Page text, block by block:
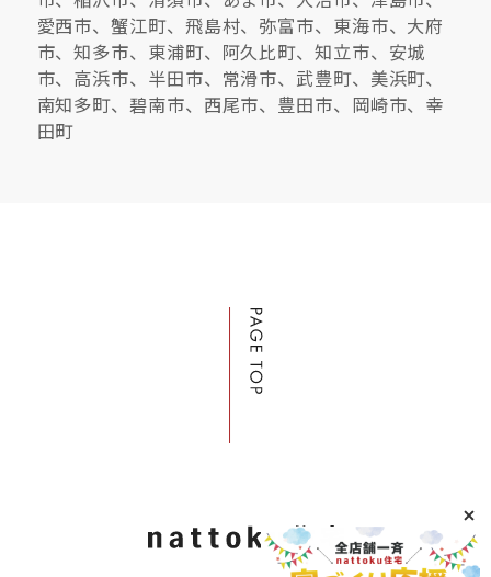
愛西市、蟹江町、飛島村、弥富市、東海市、大府
市、知多市、東浦町、阿久比町、知立市、安城
市、高浜市、半田市、常滑市、武豊町、美浜町、
南知多町、碧南市、西尾市、豊田市、岡崎市、幸
田町